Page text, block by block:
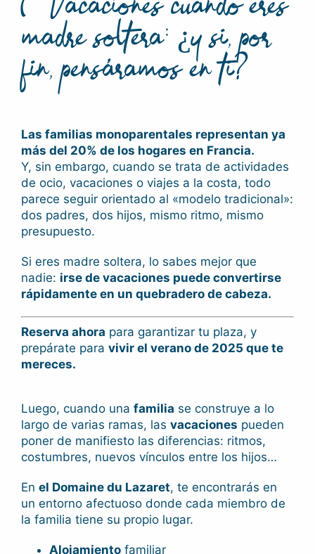
madre soltera: ¿y si, por
fin, pensáramos en ti?
Las familias monoparentales representan ya
más del 20% de los hogares en Francia.
Y, sin embargo, cuando se trata de actividades
de ocio, vacaciones o viajes a la costa, todo
parece seguir orientado al «modelo tradicional»:
dos padres, dos hijos, mismo ritmo, mismo
presupuesto.
Si eres madre soltera, lo sabes mejor que
nadie: irse de vacaciones puede convertirse
rápidamente en un quebradero de cabeza.
Reserva ahora para garantizar tu plaza, y
prepárate para vivir el verano de 2025 que te
mereces.
Luego, cuando una familia se construye a lo
largo de varias ramas, las vacaciones pueden
poner de manifiesto las diferencias: ritmos,
costumbres, nuevos vínculos entre los hijos…
En el Domaine du Lazaret, te encontrarás en
un entorno afectuoso donde cada miembro de
la familia tiene su propio lugar.
Alojamientofamiliar